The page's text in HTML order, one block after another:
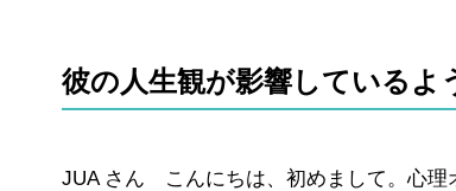
彼の人生観が影響しているよ
JUA さん こんにちは、初めまして。心理